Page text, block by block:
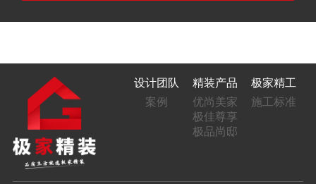
设计团队
案例
精装产品
优尚美家
极佳尊享
极品尚邸
极家精工
施工标准